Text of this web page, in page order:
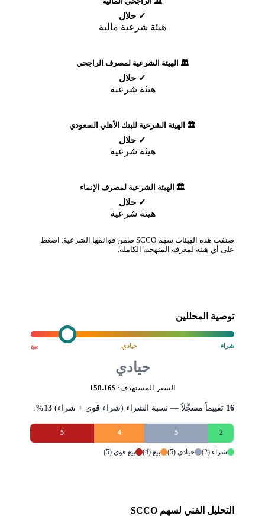
✓ حلال
هيئة شرعية مالية
🏛️ الهيئة الشرعية لمصرف الراجحي
✓ حلال
هيئة شرعية
🏛️ الهيئة الشرعية للبنك الأهلي السعودي
✓ حلال
هيئة شرعية
🏛️ الهيئة الشرعية لمصرف الإنماء
✓ حلال
هيئة شرعية
صنفت هذه الهيئات سهم SCCO ضمن قوائمها الشرعية. اضغط
على أي هيئة لمعرفة المنهجية الكاملة.
توصية المحللين
بيع حيادي شراء
حيادي
السعر المستهدف: $158.16
16تقييماً مسجَّلاً — نسبة الشراء (شراء قوي + شراء) 13%
.
2
5
4
5
شراء (2) حيادي (5) بيع (4) بيع قوي (5)
التحليل الفني لسهم SCCO